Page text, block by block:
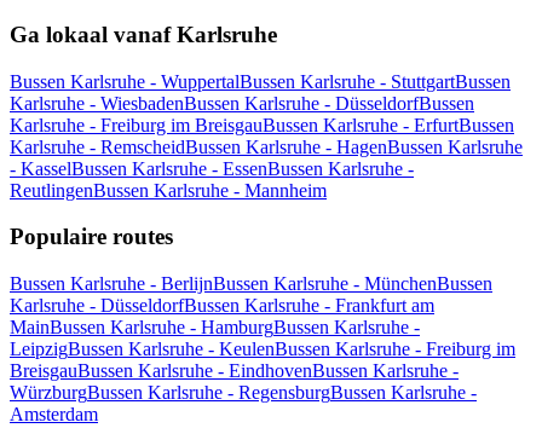
Ga lokaal vanaf Karlsruhe
Bussen Karlsruhe - WuppertalBussen Karlsruhe - StuttgartBussen
Karlsruhe - WiesbadenBussen Karlsruhe - DüsseldorfBussen
Karlsruhe - Freiburg im BreisgauBussen Karlsruhe - ErfurtBussen
Karlsruhe - RemscheidBussen Karlsruhe - HagenBussen Karlsruhe
- KasselBussen Karlsruhe - EssenBussen Karlsruhe -
ReutlingenBussen Karlsruhe - Mannheim
Populaire routes
Bussen Karlsruhe - BerlijnBussen Karlsruhe - MünchenBussen
Karlsruhe - DüsseldorfBussen Karlsruhe - Frankfurt am
MainBussen Karlsruhe - HamburgBussen Karlsruhe -
LeipzigBussen Karlsruhe - KeulenBussen Karlsruhe - Freiburg im
BreisgauBussen Karlsruhe - EindhovenBussen Karlsruhe -
WürzburgBussen Karlsruhe - RegensburgBussen Karlsruhe -
Amsterdam